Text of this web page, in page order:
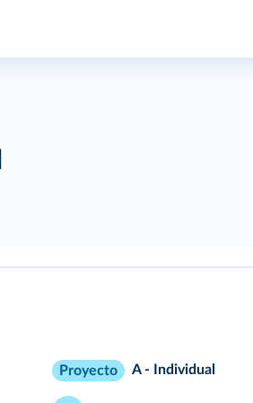
Proyecto A - Individual